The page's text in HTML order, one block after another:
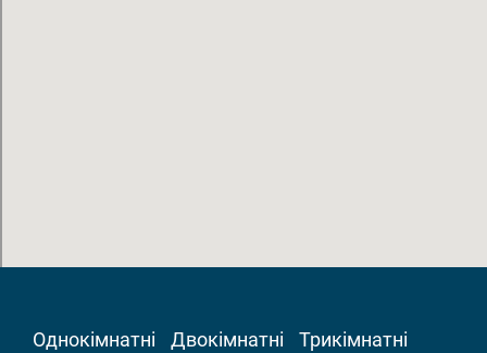
Однокімнатні Двокімнатні Трикімнатні